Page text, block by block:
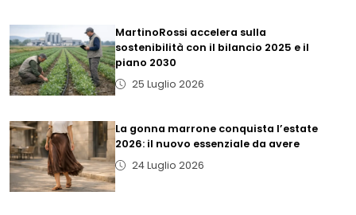
MartinoRossi accelera sulla
sostenibilità con il bilancio 2025 e il
piano 2030
25 Luglio 2026
La gonna marrone conquista l’estate
2026: il nuovo essenziale da avere
24 Luglio 2026